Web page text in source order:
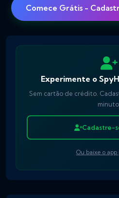
Comece Grátis -
Experimente o
Sem cartão de crédito.
Cadastre-
Ou baixe o